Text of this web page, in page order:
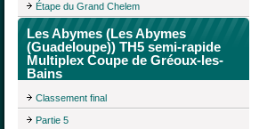
Étape du Grand Chelem
Les Abymes (Les Abymes
(Guadeloupe)) TH5 semi-rapide
Multiplex Coupe de Gréoux-les-
Bains
Classement final
Partie 5